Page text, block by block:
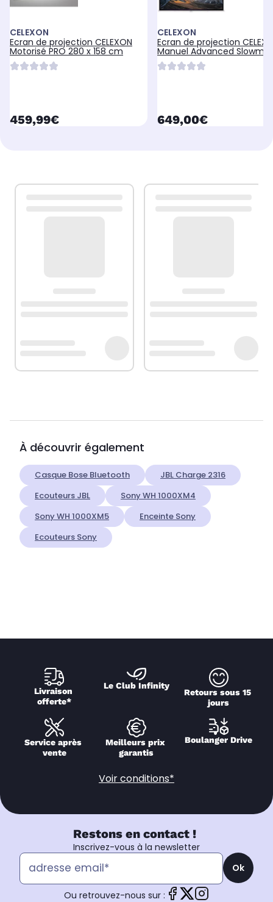
CELEXON
Ecran de projection CELEXON
Motorisé PRO 280 x 158 cm
currentPrice
459,99€
CELEXON
Ecran de projection
Manuel Advanced
266x148
currentPrice
649,00€
À découvrir également
Casque Bose Bluetooth
JBL Charge 2316
Ecouteurs JBL
Sony WH 1000XM4
Sony WH 1000XM5
Enceinte Sony
Ecouteurs Sony
Livraison
offerte*
Le Club Infinity
Retours sous 15
jours
Service après
vente
Meilleurs prix
garantis
Boulanger Drive
Voir conditions*
Restons en contact !
Inscrivez-vous à la newsletter
Ok
Ou retrouvez-nous sur :